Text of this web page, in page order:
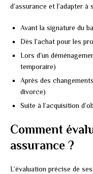
d’assurance et l’adapter à
Avant la signature du
Dès l’achat pour les
Lors d’un
temporaire)
Après des
divorce)
Suite à l’acquisition
Comment
assurance ?
L’évaluation précise de